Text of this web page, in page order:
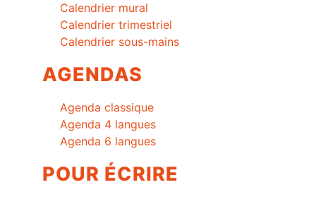
Calendrier mural
Calendrier trimestriel
Calendrier sous-mains
AGENDAS
Agenda classique
Agenda 4 langues
Agenda 6 langues
POUR ÉCRIRE